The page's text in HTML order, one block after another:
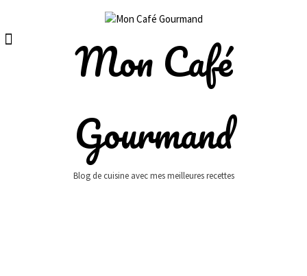
content
Mon Café
Gourmand
Blog de cuisine avec mes meilleures recettes